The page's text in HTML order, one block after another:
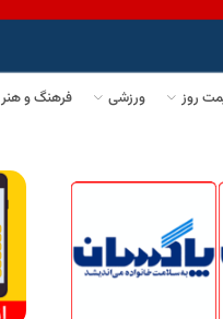
روز ورزشی فرهنگ و هنر